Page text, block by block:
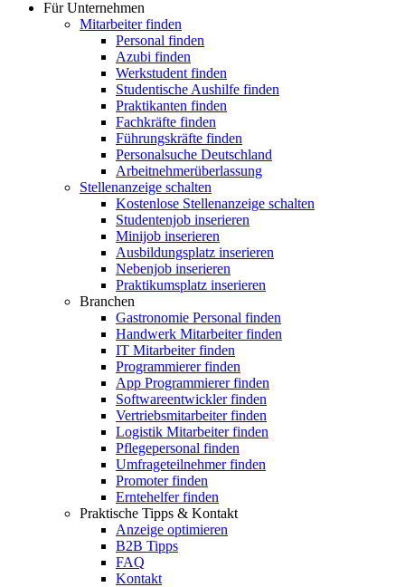
Für Unternehmen
Mitarbeiter finden
Personal finden
Azubi finden
Werkstudent finden
Studentische Aushilfe finden
Praktikanten finden
Fachkräfte finden
Führungskräfte finden
Personalsuche Deutschland
Arbeitnehmerüberlassung
Stellenanzeige schalten
Kostenlose Stellenanzeige schalten
Studentenjob inserieren
Minijob inserieren
Ausbildungsplatz inserieren
Nebenjob inserieren
Praktikumsplatz inserieren
Branchen
Gastronomie Personal finden
Handwerk Mitarbeiter finden
IT Mitarbeiter finden
Programmierer finden
App Programmierer finden
Softwareentwickler finden
Vertriebsmitarbeiter finden
Logistik Mitarbeiter finden
Pflegepersonal finden
Umfrageteilnehmer finden
Promoter finden
Erntehelfer finden
Praktische Tipps & Kontakt
Anzeige optimieren
B2B Tipps
FAQ
Kontakt